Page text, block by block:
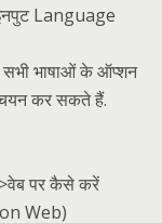
Language
भाषाओं के ऑप्शन
चयन कर सकते हैं.
पर कैसे करें
Web)